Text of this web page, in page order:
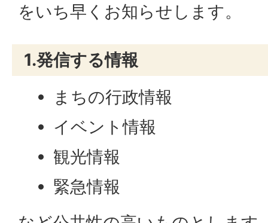
をいち早くお知らせします。
1.発信する情報
まちの行政情報
イベント情報
観光情報
緊急情報